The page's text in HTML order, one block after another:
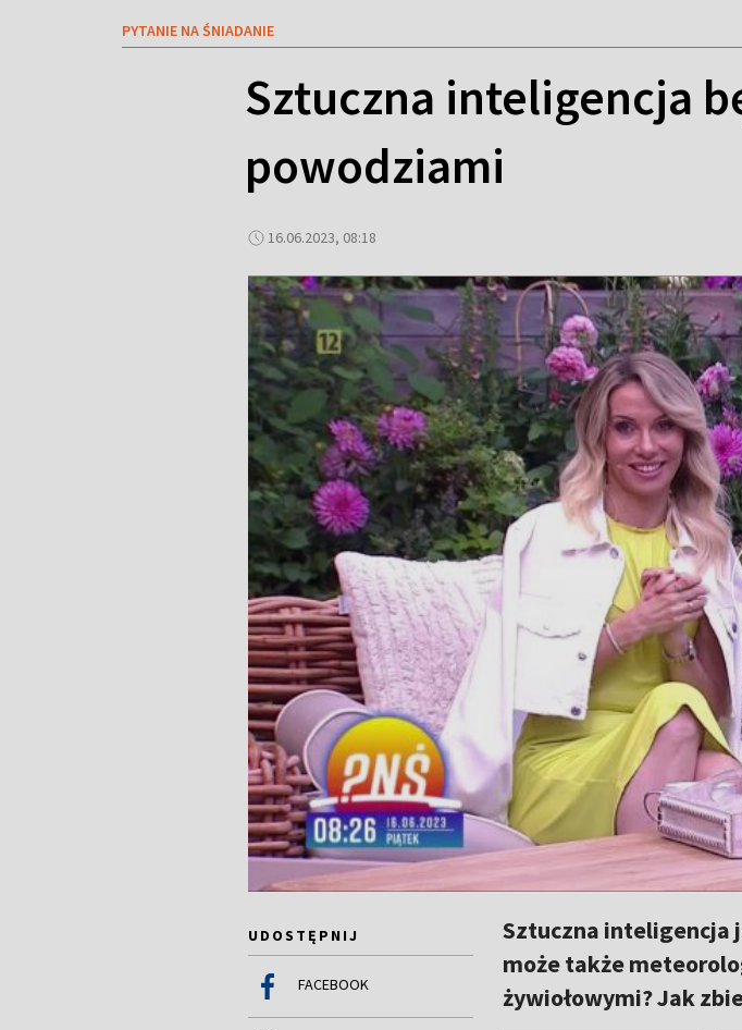
PYTANIE NA ŚNIADANIE
Sztuczna inteligencja
powodziami
16.06.2023, 08:18
UDOSTĘPNIJ
FACEBOOK
Sztuczna inteligencja
może także
żywiołowymi? Jak